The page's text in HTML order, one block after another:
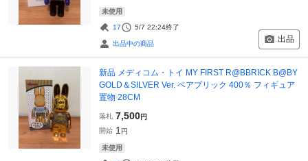
未使用
17 5/7 22:24終了
出品中の商品 出品
新品 メディコム・トイ MY FIRST R@BBRICK B@BY
GOLD＆SILVER Ver. ベアブリック 400％ フィギュア
置物 28CM
落札 7,500円
開始 1 円
未使用